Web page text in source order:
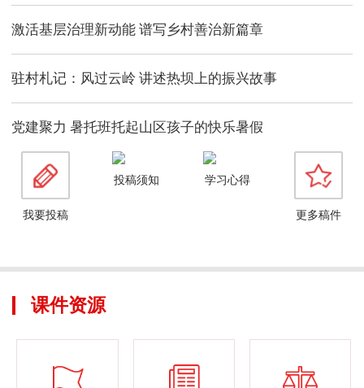
激活基层治理新动能 谱写乡村善治新篇章
驻村札记：风过云岭 讲述热坝上的振兴故事
党建聚力 暑托班托起山区孩子的快乐暑假
我要投稿
投稿须知 学习心得
更多稿件
课件资源